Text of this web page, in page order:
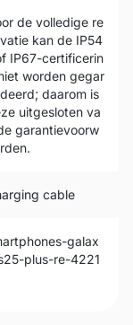
de volledige re
kan de IP54
IP67-certificerin
worden gegar
daarom is
uitgesloten va
garantievoorw
cable
galax
plus-re-4221